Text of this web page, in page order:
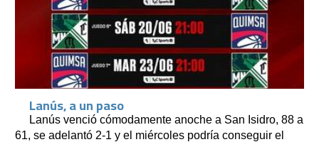
Lanús, a un paso
Lanús venció cómodamente anoche a San Isidro, 88 a
61, se adelantó 2-1 y el miércoles podría conseguir el